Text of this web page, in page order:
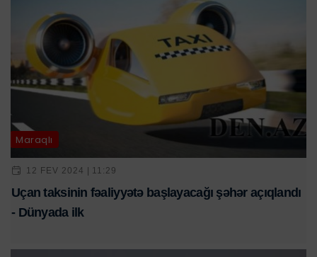
Maraqlı
12 FEV 2024 | 11:29
Uçan taksinin fəaliyyətə başlayacağı şəhər açıqlandı
- Dünyada ilk